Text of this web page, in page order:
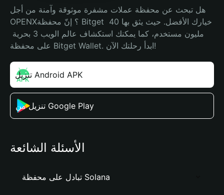
هل تبحث عن محفظة عملات مشفرة موثوقة وآمنة من أجل
OPENX؟ إنّ محفظة Bitget خيارك الأفضل. حيث يثق بها 40
على محفظة Bitget Wallet. ابدأ رحلتك الآن!
تنزيل Android APK
تنزيل من Google Play
الأسئلة الشائعة
تبادل على محفظة Solana